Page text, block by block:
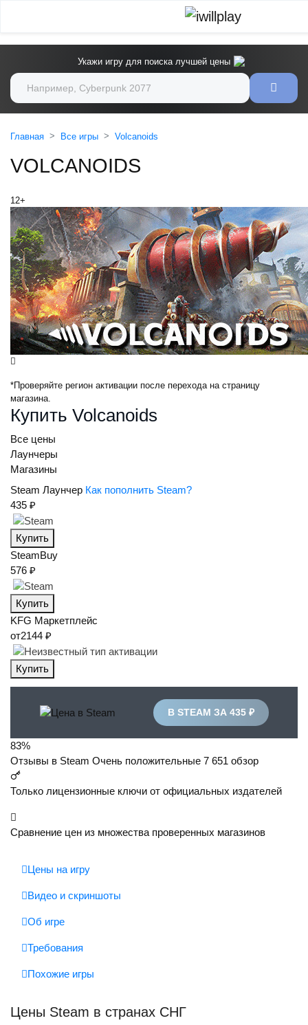
Укажи игру для поиска лучшей цены
Главная Все игры Volcanoids
VOLCANOIDS
Купить Volcanoids
Все цены
Лаунчеры
Магазины
Steam Лаунчер Как пополнить Steam?
435 ₽
Купить
SteamBuy
576 ₽
Купить
KFG Маркетплейс
от2144 ₽
Купить
83%
Отзывы в Steam Очень положительные 7 651 обзор
В STEAM ЗА 435 ₽
Только лицензионные ключи от официальных издателей
Сравнение цен из множества проверенных магазинов
Цены на игру
Видео и скриншоты
Об игре
Требования
Похожие игры
Цены Steam в странах СНГ
12+
*Проверяйте регион активации после перехода на страницу
магазина.